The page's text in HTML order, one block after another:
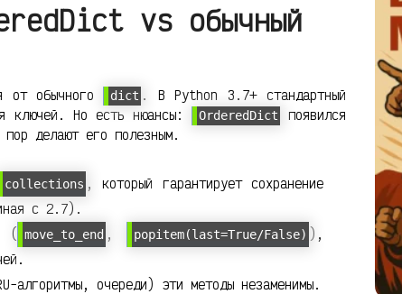
vs обычный
от обычного dict . В Python 3.7+ стандартный
ключей. Но есть нюансы: OrderedDict
появился
делают его полезным.
collections , который гарантирует сохранение
с 2.7).
( move_to_end , popitem(last=True/False) ),
алгоритмы, очереди) эти методы незаменимы.